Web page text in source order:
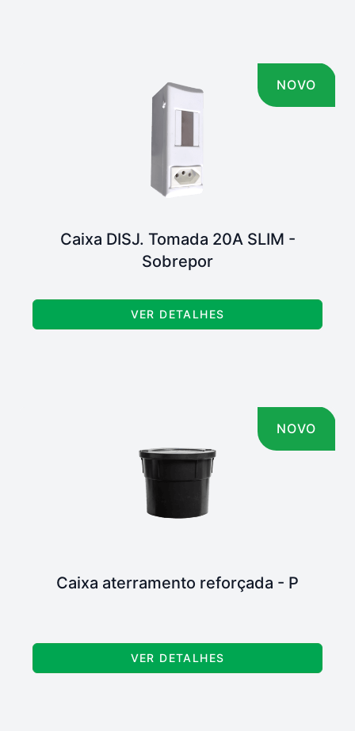
NOVO
Caixa DISJ. Tomada 20A SLIM -
Sobrepor
VER DETALHES
NOVO
Caixa aterramento reforçada - P
VER DETALHES